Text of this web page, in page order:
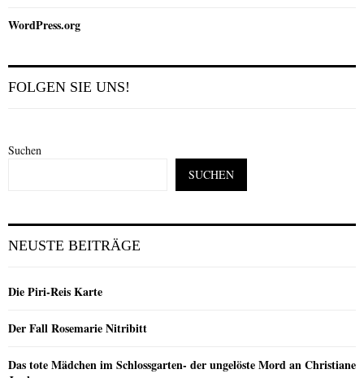
WordPress.org
FOLGEN SIE UNS!
Suchen
SUCHEN
NEUSTE BEITRÄGE
Die Piri-Reis Karte
Der Fall Rosemarie Nitribitt
Das tote Mädchen im Schlossgarten- der ungelöste Mord an Christiane